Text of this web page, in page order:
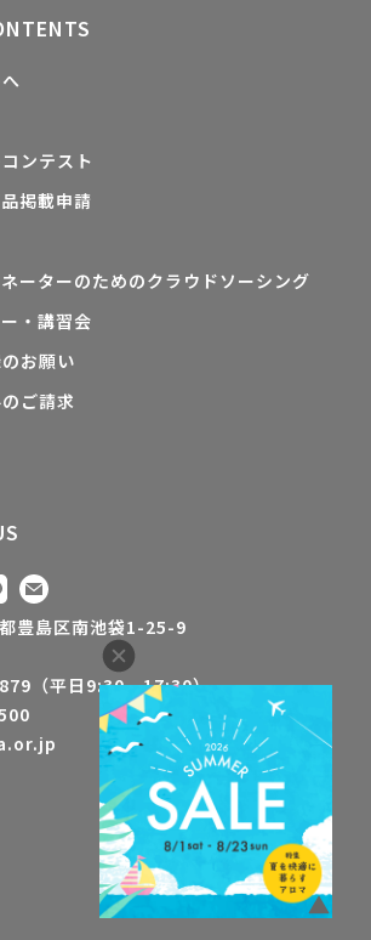
ンテスト
掲載申請
ーターのためのクラウドソーシング
・講習会
お願い
ご請求
豊島区南池袋1-25-9
（平日9:30 - 17:30）